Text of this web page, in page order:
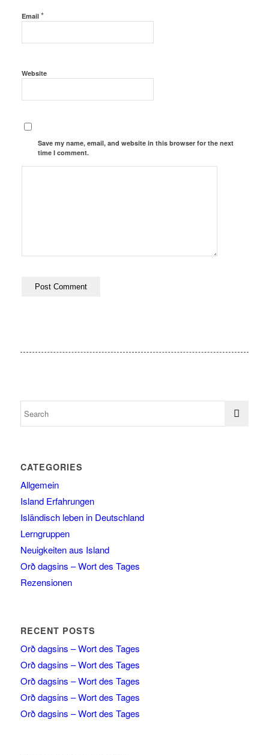
Email *
Website
Save my name, email, and website in this browser for the next
time I comment.
CATEGORIES
Allgemein
Island Erfahrungen
Isländisch leben in Deutschland
Lerngruppen
Neuigkeiten aus Island
Orð dagsins – Wort des Tages
Rezensionen
RECENT POSTS
Orð dagsins – Wort des Tages
Orð dagsins – Wort des Tages
Orð dagsins – Wort des Tages
Orð dagsins – Wort des Tages
Orð dagsins – Wort des Tages